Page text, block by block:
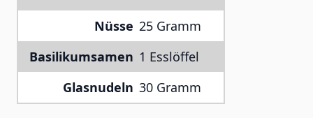
Nüsse 25 Gramm
Basilikumsamen 1 Esslöffel
Glasnudeln 30 Gramm